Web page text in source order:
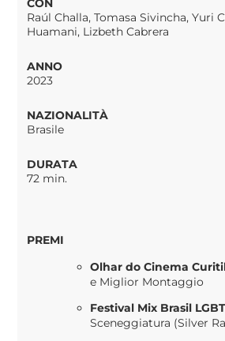
Raúl Challa, Tomasa Sivincha, Yuri
Huamani, Lizbeth Cabrera
ANNO
2023
NAZIONALITÀ
Brasile
DURATA
72 min.
PREMI
Olhar do Cinema
e Miglior Montaggio
Festival Mix Brasil
Sceneggiatura (Silver